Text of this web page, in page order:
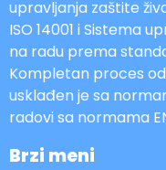
upravljanja zaštite
ISO 14001 i Sistema
na radu prema
Kompletan proces
usklađen je sa
radovi sa normama
Brzi meni